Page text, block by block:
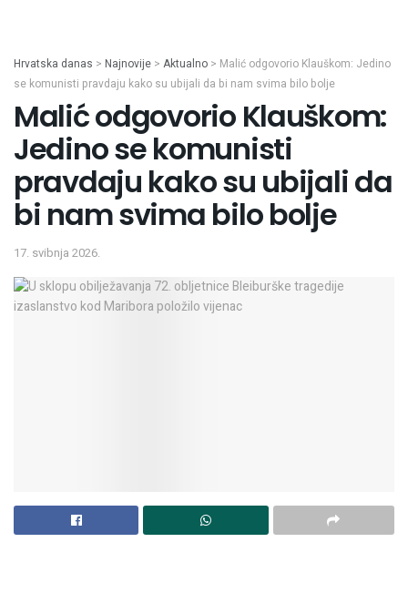
Hrvatska danas > Najnovije > Aktualno > Malić odgovorio Klauškom: Jedino
se komunisti pravdaju kako su ubijali da bi nam svima bilo bolje
Malić odgovorio Klauškom:
Jedino se komunisti
pravdaju kako su ubijali da
bi nam svima bilo bolje
17. svibnja 2026.